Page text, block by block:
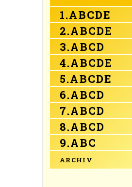
1.ABCDE
2.ABCDE
3.ABCD
4.ABCDE
5.ABCDE
6.ABCD
7.ABCD
8.ABCD
9.ABC
ARCHIV